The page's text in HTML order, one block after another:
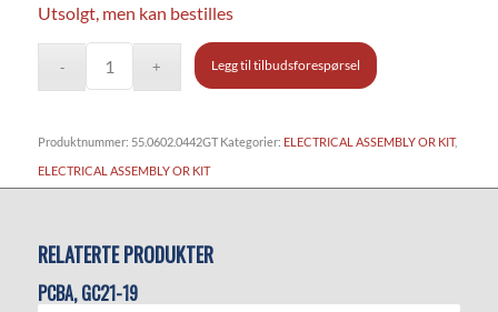
Utsolgt, men kan bestilles
Legg til tilbudsforespørsel
Produktnummer: 55.0602.0442GT Kategorier: ELECTRICAL ASSEMBLY OR KIT,
ELECTRICAL ASSEMBLY OR KIT
RELATERTE PRODUKTER
PCBA, GC21-19